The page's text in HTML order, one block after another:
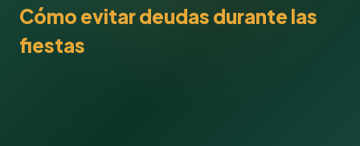
Cómo evitar deudas durante las
fiestas